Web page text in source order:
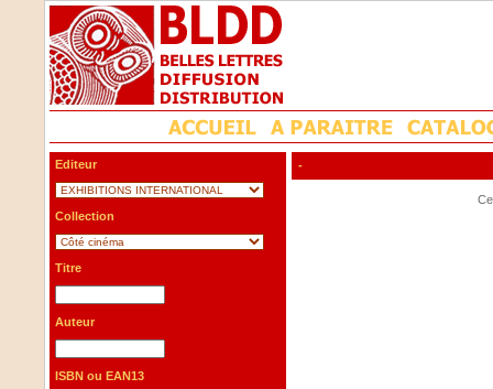
Editeur
Collection
Titre
Auteur
ISBN ou EAN13
-